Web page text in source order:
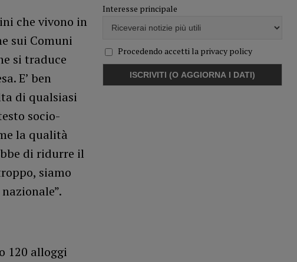
che vivono in
sui Comuni
si traduce
E’ ben
di qualsiasi
socio-
la qualità
di ridurre il
siamo
120 alloggi
Interesse principale
Procedendo accetti la privacy policy